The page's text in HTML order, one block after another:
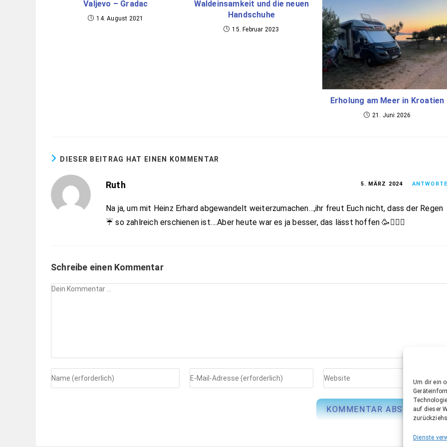
Um dir ein
auf dieser
Dienste
Valjevo – Gradac
14. August 2021
Waldeinsamkeit und die neuen
Handschuhe
15. Februar 2023
Erholung am Meer in Kroatien
21. Juni 2026
DIESER BEITRAG HAT EINEN KOMMENTAR
Ruth 5. MÄRZ 2024
Na ja, um mit Heinz Erhard abgewandelt weiterzumachen…,ihr freut Euch nicht, dass der Regen
☔️ so zahlreich erschienen ist….Aber heute war es ja besser, das lässt hoffen 🥳🙋🏻‍♀️
Schreibe einen Kommentar